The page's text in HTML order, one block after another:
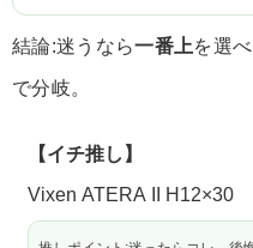
結論:迷うなら一番上を選
で分岐。
【イチ推し】
Vixen ATERA II H12×30